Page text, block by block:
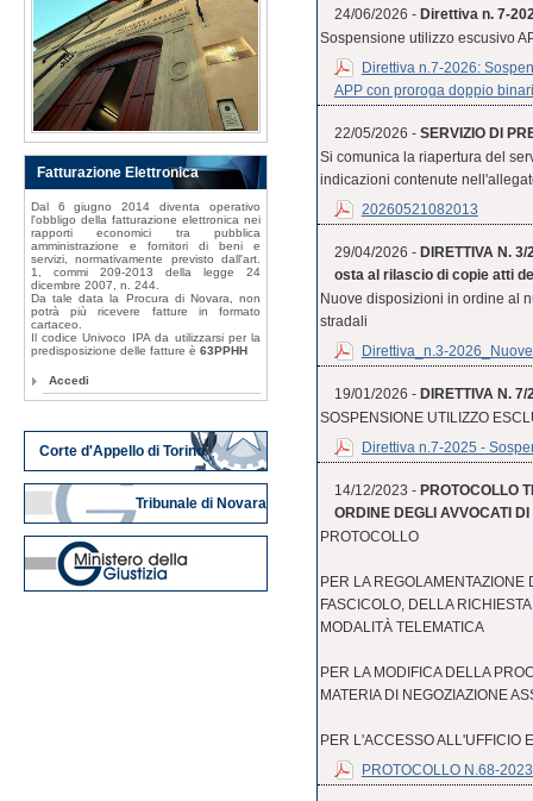
24/06/2026 - Direttiva n. 7-
Sospensione utilizzo escusivo
Direttiva n.7-2026:
APP con proroga doppio
22/05/2026 - SERVIZIO DI
Si comunica la riapertura del
indicazioni contenute
20260521082013
29/04/2026 - DIRETTIVA N.
osta al rilascio di copie atti
Nuove disposizioni in ordine al
stradali
Direttiva_n.3-
19/01/2026 - DIRETTIVA N. 7/
SOSPENSIONE UTILIZZO
Direttiva n.7-2025 -
14/12/2023 - PROTOCOLLO
ORDINE DEGLI AVVOCATI
PROTOCOLLO
PER LA
FASCICOLO, DELLA
MODALITÀ TELEMATICA
PER LA MODIFICA DELLA
MATERIA DI NEGOZIAZIONE
PER L'ACCESSO ALL'UFFICIO
PROTOCOLLO N.68-
Fatturazione Elettronica
Dal 6 giugno 2014 diventa operativo
l'obbligo della fatturazione elettronica nei
rapporti economici tra pubblica
amministrazione e fornitori di beni e
servizi, normativamente previsto dall'art.
1, commi 209-2013 della legge 24
dicembre 2007, n. 244.
Da tale data la Procura di Novara, non
potrà più ricevere fatture in formato
cartaceo.
Il codice Univoco IPA da utilizzarsi per la
predisposizione delle fatture è 63PPHH
Accedi
Corte d'Appello di Torino
Tribunale di Novara